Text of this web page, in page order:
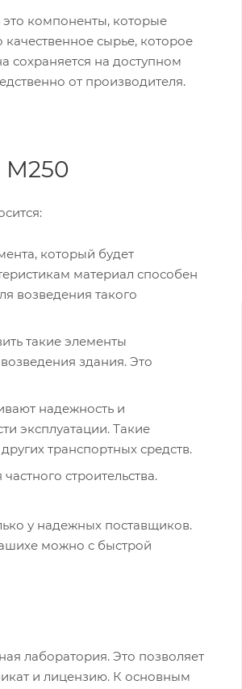
компоненты, которые
качественное сырье, которое
сохраняется на доступном
от производителя.
М250
который будет
материал способен
возведения такого
такие элементы
здания. Это
надежность и
эксплуатации. Такие
транспортных средств.
строительства.
у надежных поставщиков.
можно с быстрой
лаборатория. Это позволяет
и лицензию. К основным